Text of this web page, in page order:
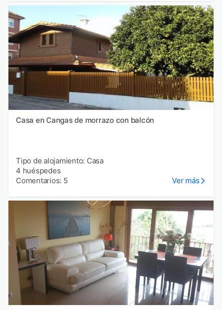
Casa en Cangas de morrazo con balcón
Tipo de alojamiento: Casa
4 huéspedes
Comentarios: 5
Ver más